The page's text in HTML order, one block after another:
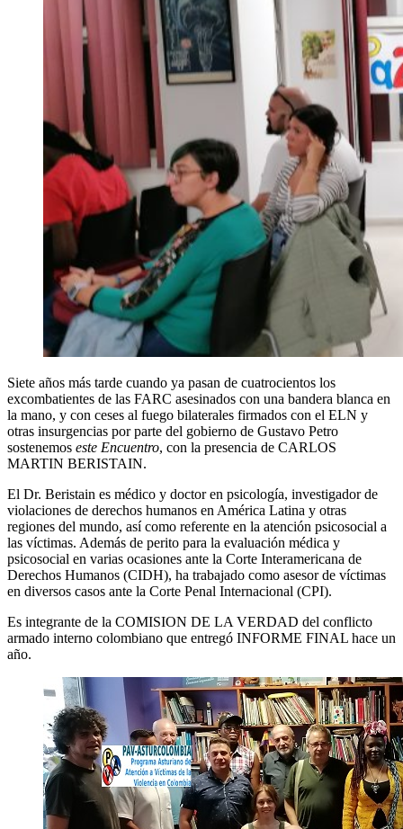
Siete años más tarde cuando ya pasan de cuatrocientos los
excombatientes de las FARC asesinados con una bandera blanca en
la mano, y con ceses al fuego bilaterales firmados con el ELN y
otras insurgencias por parte del gobierno de Gustavo Petro
sostenemos este Encuentro, con la presencia de CARLOS
MARTIN BERISTAIN.
El Dr. Beristain es médico y doctor en psicología, investigador de
violaciones de derechos humanos en América Latina y otras
regiones del mundo, así como referente en la atención psicosocial a
las víctimas. Además de perito para la evaluación médica y
psicosocial en varias ocasiones ante la Corte Interamericana de
Derechos Humanos (CIDH), ha trabajado como asesor de víctimas
en diversos casos ante la Corte Penal Internacional (CPI).
Es integrante de la COMISION DE LA VERDAD del conflicto
armado interno colombiano que entregó INFORME FINAL hace un
año.